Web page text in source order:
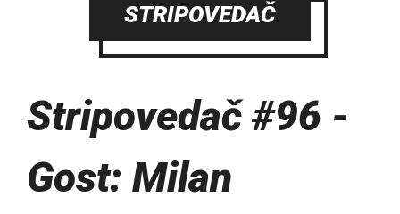
STRIPOVEDAČ
Stripovedač #96 -
Gost: Milan